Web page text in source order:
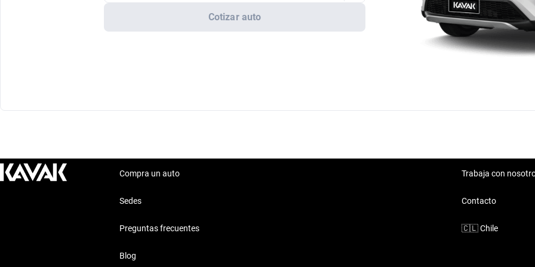
Cotizar auto
Compra un auto
Sedes
Preguntas frecuentes
Blog
Trabaja con
Contacto
🇨🇱Chile